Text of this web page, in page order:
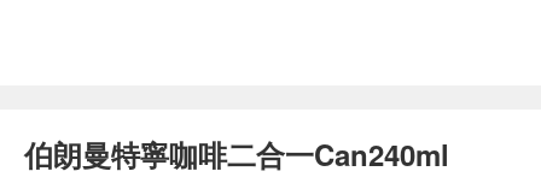
伯朗曼特寧咖啡二合一Can240ml